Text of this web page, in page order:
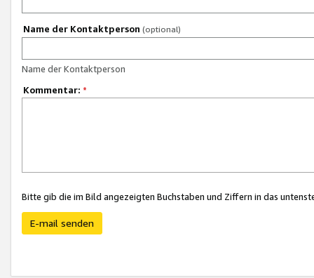
Name der Kontaktperson (optional)
Name der Kontaktperson
Kommentar: *
Bitte gib die im Bild angezeigten Buchstaben und Ziffern in das
E-mail senden